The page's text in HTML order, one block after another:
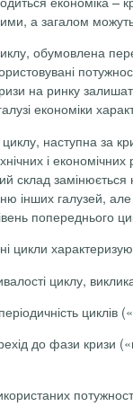
а загалом
обумовлена
на ринку
економіки
наступна за
і
склад замінюється
інших галузей,
попереднього
цикли
циклу,
до фази кризи